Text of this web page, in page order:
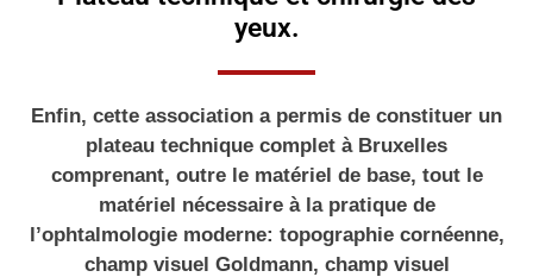
yeux.
Enfin, cette association a permis de constituer un
plateau technique complet à Bruxelles
comprenant, outre le matériel de base, tout le
matériel nécessaire à la pratique de
l’ophtalmologie moderne: topographie cornéenne,
champ visuel Goldmann, champ visuel